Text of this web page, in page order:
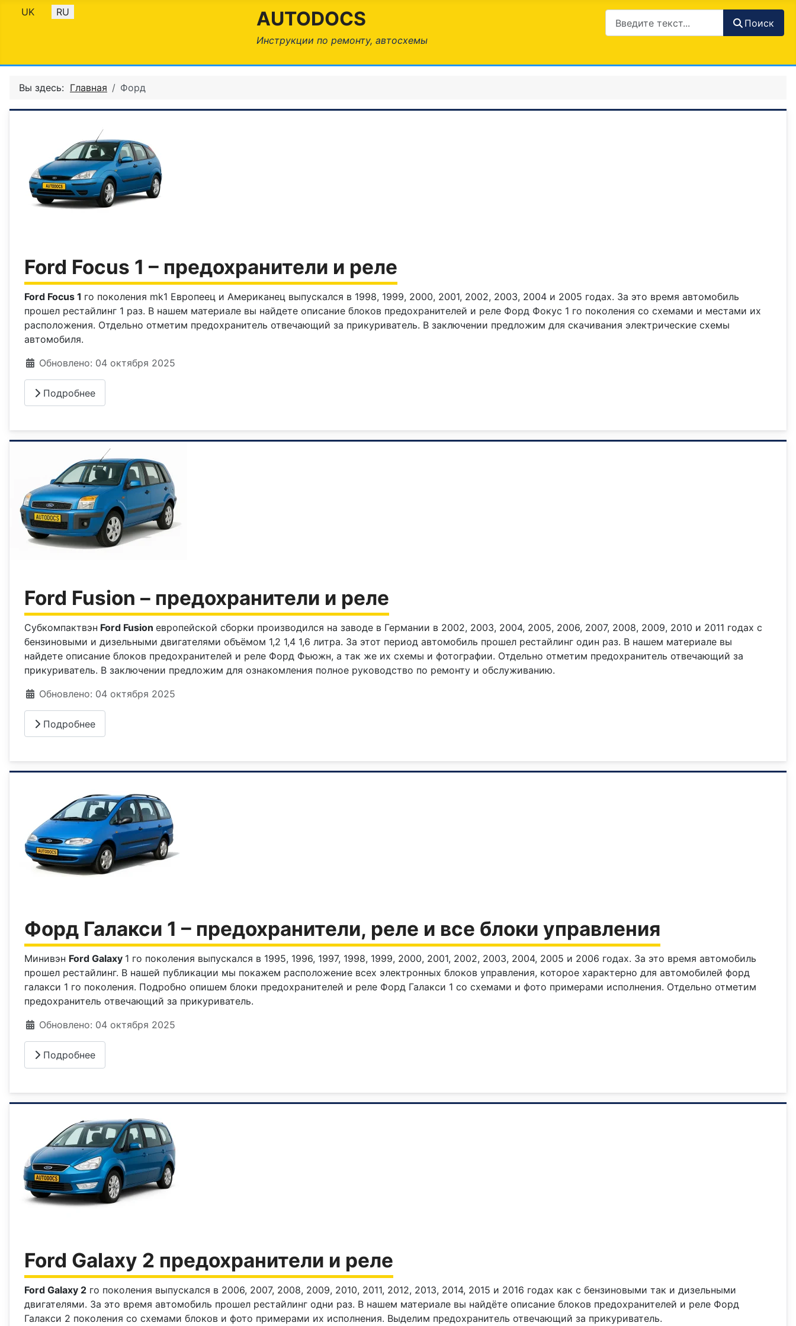
Выберите язык
UK RU AUTODOCS
Инструкции по ремонту, автосхемы
Поиск
Вы здесь: Главная Форд
Ford Focus 1 – предохранители и реле
Ford Focus 1 го поколения mk1 Европеец и Американец выпускался в 1998, 1999, 2000, 2001, 2002, 2003, 2004 и 2005 годах. За это время автомобиль
прошел рестайлинг 1 раз. В нашем материале вы найдете описание блоков предохранителей и реле Форд Фокус 1 го поколения со схемами и местами их
расположения. Отдельно отметим предохранитель отвечающий за прикуриватель. В заключении предложим для скачивания электрические схемы
автомобиля.
Информация о материале
Обновлено: 04 октября 2025
Подробнее
Ford Fusion – предохранители и реле
Субкомпактвэн Ford Fusion европейской сборки производился на заводе в Германии в 2002, 2003, 2004, 2005, 2006, 2007, 2008, 2009, 2010 и 2011 годах с
бензиновыми и дизельными двигателями объёмом 1,2 1,4 1,6 литра. За этот период автомобиль прошел рестайлинг один раз. В нашем материале вы
найдете описание блоков предохранителей и реле Форд Фьюжн, а так же их схемы и фотографии. Отдельно отметим предохранитель отвечающий за
прикуриватель. В заключении предложим для ознакомления полное руководство по ремонту и обслуживанию.
Информация о материале
Обновлено: 04 октября 2025
Подробнее
Форд Галакси 1 – предохранители, реле и все блоки управления
Минивэн Ford Galaxy 1 го поколения выпускался в 1995, 1996, 1997, 1998, 1999, 2000, 2001, 2002, 2003, 2004, 2005 и 2006 годах. За это время автомобиль
прошел рестайлинг. В нашей публикации мы покажем расположение всех электронных блоков управления, которое характерно для автомобилей форд
галакси 1 го поколения. Подробно опишем блоки предохранителей и реле Форд Галакси 1 со схемами и фото примерами исполнения. Отдельно отметим
предохранитель отвечающий за прикуриватель.
Информация о материале
Обновлено: 04 октября 2025
Подробнее
Ford Galaxy 2 предохранители и реле
Ford Galaxy 2 го поколения выпускался в 2006, 2007, 2008, 2009, 2010, 2011, 2012, 2013, 2014, 2015 и 2016 годах как с бензиновыми так и дизельными
двигателями. За это время автомобиль прошел рестайлинг одни раз. В нашем материале вы найдёте описание блоков предохранителей и реле Форд
Галакси 2 поколения со схемами блоков и фото примерами их исполнения. Выделим предохранитель отвечающий за прикуриватель.